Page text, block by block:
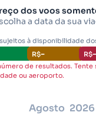
(SSA)dos voos
a data da sua
à disponibilidade
R$- R$-
de resultados. Tente
ou aeroporto.
agosto 2026